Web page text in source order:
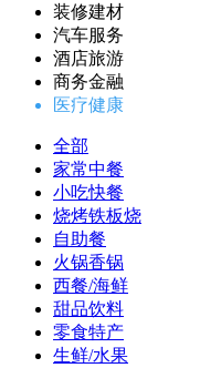
装修建材
汽车服务
酒店旅游
商务金融
医疗健康
全部
家常中餐
小吃快餐
烧烤铁板烧
自助餐
火锅香锅
西餐/海鲜
甜品饮料
零食特产
生鲜/水果